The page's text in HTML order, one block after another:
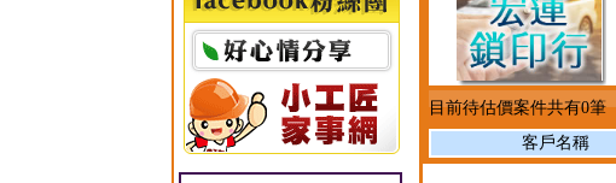
目前待估價案件共有0筆
客戶名稱